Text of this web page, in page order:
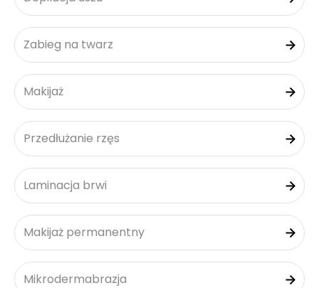
Zabieg na twarz
Makijaż
Przedłużanie rzęs
Laminacja brwi
Makijaż permanentny
Mikrodermabrazja